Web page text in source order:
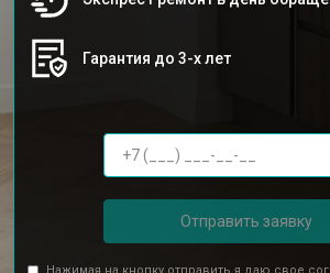
Гарантия до 3-х лет
Отправить заявку